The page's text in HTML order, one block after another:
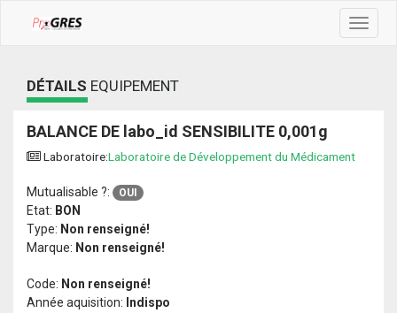
Toggle
DÉTAILS EQUIPEMENT
BALANCE DE labo_id SENSIBILITE 0,001g
Laboratoire:Laboratoire de Développement du Médicament
Mutualisable ?: OUI
Etat: BON
Type: Non renseigné!
Marque: Non renseigné!
Code: Non renseigné!
Année aquisition: Indispo